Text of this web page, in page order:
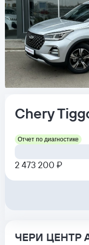
Chery
Отчет по диагностике
2 473 200 ₽
ЧЕРИ ЦЕНТР